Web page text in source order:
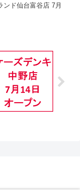
ンド仙台富谷店 7月